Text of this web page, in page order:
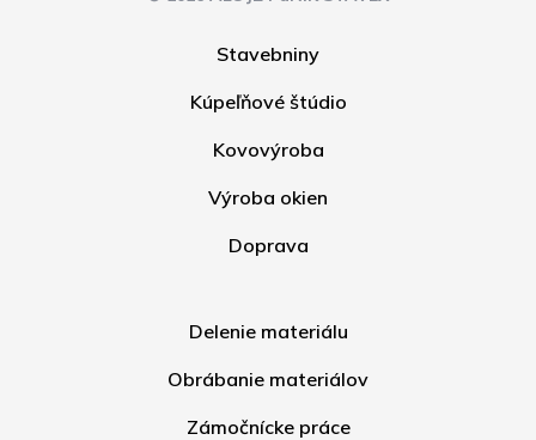
Stavebniny
Kúpeľňové štúdio
Kovovýroba
Výroba okien
Doprava
Delenie materiálu
Obrábanie materiálov
Zámočnícke práce